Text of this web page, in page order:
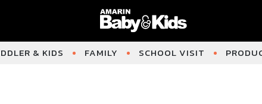
& KIDS FAMILY SCHOOL VISIT